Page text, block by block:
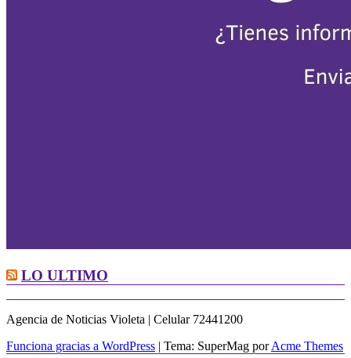
LO ULTIMO
Agencia de Noticias Violeta | Celular 72441200
Funciona gracias a WordPress | Tema: SuperMag porAcme Themes